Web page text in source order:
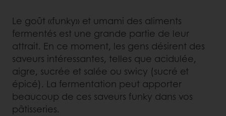
Le goût «funky» et umami des aliments
fermentés est une grande partie de leur
attrait. En ce moment, les gens désirent des
saveurs intéressantes, telles que acidulée,
aigre, sucrée et salée ou swicy (sucré et
épicé). La fermentation peut apporter
beaucoup de ces saveurs funky dans vos
pâtisseries.